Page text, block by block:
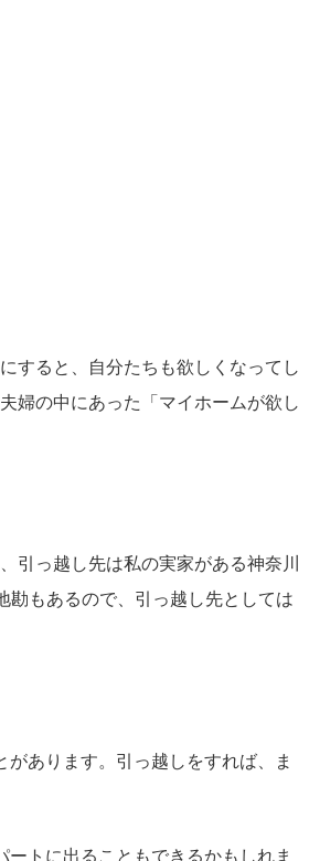
すると、自分たちも欲しくなってし
婦の中にあった「マイホームが欲し
引っ越し先は私の実家がある神奈川
勘もあるので、引っ越し先としては
あります。引っ越しをすれば、ま
トに出ることもできるかもしれま